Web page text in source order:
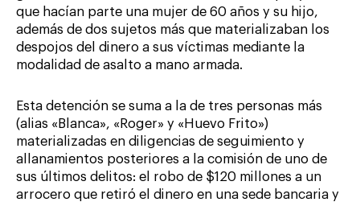
que hacían parte una mujer de 60 años y su hijo,
además de dos sujetos más que materializaban los
despojos del dinero a sus víctimas mediante la
modalidad de asalto a mano armada.
Esta detención se suma a la de tres personas más
(alias «Blanca», «Roger» y «Huevo Frito»)
materializadas en diligencias de seguimiento y
allanamientos posteriores a la comisión de uno de
sus últimos delitos: el robo de $120 millones a un
arrocero que retiró el dinero en una sede bancaria y